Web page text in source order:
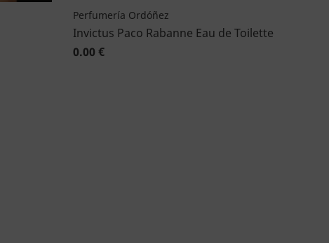
Perfumería Ordóñez
Invictus Paco Rabanne Eau de Toilette
0.00 €